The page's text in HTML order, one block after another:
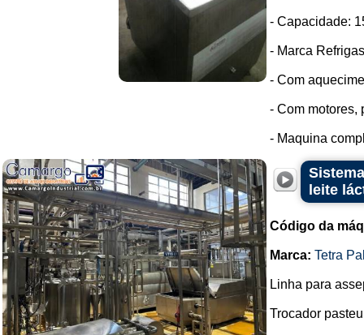
- Capacidade:
- Marca
- Com
- Com motores,
- Maquina
leite
Código da
Marca: Tetra
Linha para
Trocador